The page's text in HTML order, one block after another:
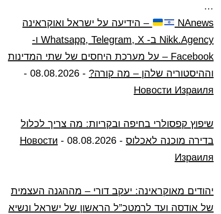
…
NAnews
– הידיעה על ישראל ואוקראינה
Nikk.Agency ב- Whatsapp, Telegram, X ו-
Facebook – על מערכת היחסים של שתי המדינות
וההיסטוריה שלהן – מה קורה? -
08.08.2026
-
Новости Израиля
שיפוץ קפסולרי בחיפה ובקריות: מה צריך לכלול
בדירה מוכנה לאכלוס -
08.08.2026
-
Новости
Израиля
יהודים מאוקראינה: יעקב דורי – מההגנה העצמית
של אודסה ועד לרמטכ”ל הראשון של ישראל ונשיא